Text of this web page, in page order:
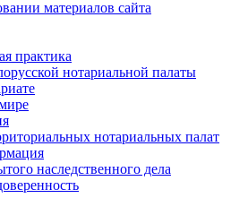
материалов сайта
практика
нотариальной палаты
нотариальных палат
наследственного дела